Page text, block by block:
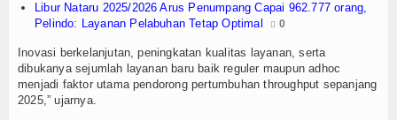
Libur Nataru 2025/2026 Arus Penumpang Capai 962.777 orang,
Pelindo: Layanan Pelabuhan Tetap Optimal
0
Inovasi berkelanjutan, peningkatan kualitas layanan, serta
dibukanya sejumlah layanan baru baik reguler maupun adhoc
menjadi faktor utama pendorong pertumbuhan throughput sepanjang
2025,” ujarnya.